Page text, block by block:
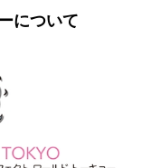
について